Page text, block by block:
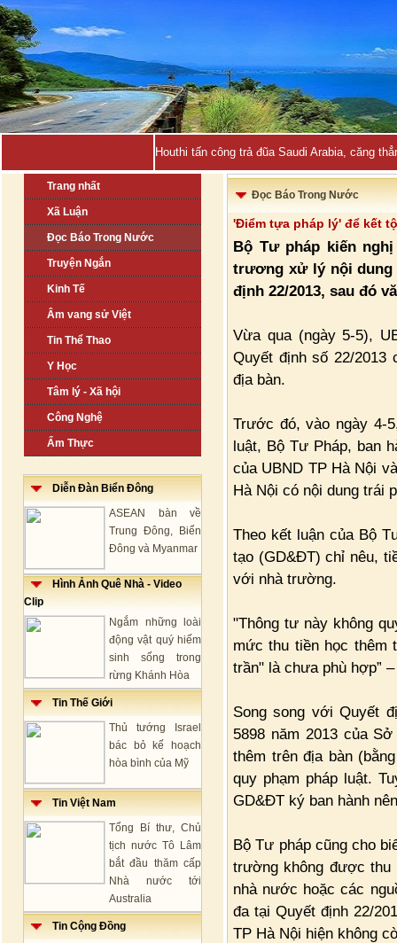
Houthi tấn công trả đũa Saudi Arabia, căng
Trang nhất
Xã Luận
Đọc Báo Trong Nước
Truyện Ngắn
Kinh Tế
Âm vang sử Việt
Tin Thể Thao
Y Học
Tâm lý - Xã hội
Công Nghệ
Ẩm Thực
Diễn Đàn Biển Đông
ASEAN bàn về
Trung Đông, Biển
Đông và Myanmar
Hình Ảnh Quê Nhà - Video
Clip
Ngắm những loài
động vật quý hiếm
sinh sống trong
rừng Khánh Hòa
Tin Thế Giới
Thủ tướng Israel
bác bỏ kế hoạch
hòa bình của Mỹ
Tin Việt Nam
Tổng Bí thư, Chủ
tịch nước Tô Lâm
bắt đầu thăm cấp
Nhà nước tới
Australia
Tin Cộng Đồng
Đọc Báo Trong Nước
'Điểm tựa pháp lý' để kết
Bộ Tư pháp kiến
trương xử lý nội dung
định 22/2013, sau đó
Vừa qua (ngày 5-5),
Quyết định số 22/2013
địa bàn.
Trước đó, vào ngày 4-
luật, Bộ Tư Pháp, ban
của UBND TP Hà Nội
Hà Nội có nội dung trái
Theo kết luận của Bộ
tạo (GD&ĐT) chỉ nêu,
với nhà trường.
"Thông tư này không
mức thu tiền học thêm
trần" là chưa phù hợp”
Song song với Quyết
5898 năm 2013 của
thêm trên địa bàn
quy phạm pháp luật.
GD&ĐT ký ban hành
Bộ Tư pháp cũng cho
trường không được thu
nhà nước hoặc các
đa tại Quyết định 22/
TP Hà Nội hiện không